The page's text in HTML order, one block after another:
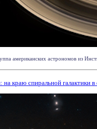
американских астрономов из
на краю спиральной галактики